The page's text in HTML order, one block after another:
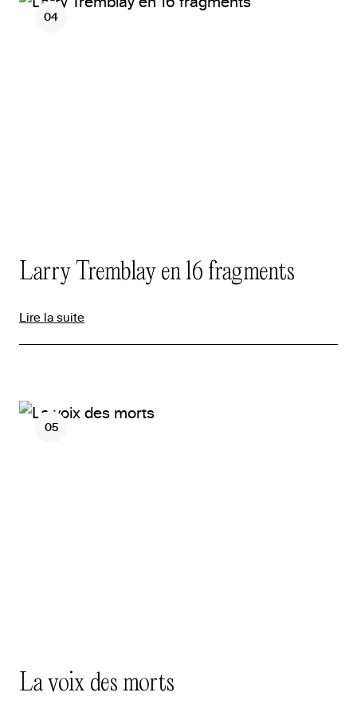
04
Larry Tremblay en 16 fragments
Lire la suite
05
La voix des morts